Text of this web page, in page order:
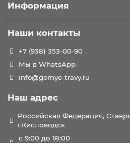
Информация
Наши контакты
+7 (938) 353-00-90
Мы в WhatsApp
info@gornye-travy.ru
Наш адрес
Российская Федерация,
г.Кисловодск
с 9:00 до 18:00